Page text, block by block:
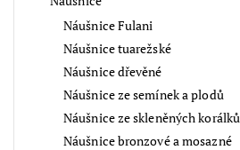
Náušnice Fulani
Náušnice tuarežské
Náušnice dřevěné
Náušnice ze semínek a plodů
Náušnice ze skleněných korálků
Náušnice bronzové a mosazné